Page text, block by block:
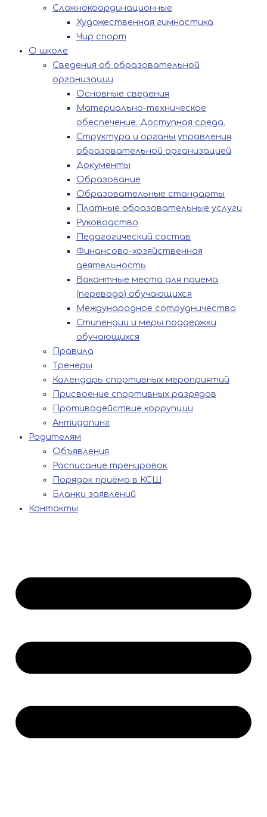
Сложнокоординационные
Художественная гимнастика
Чир спорт
О школе
Сведения об образовательной
организации
Основные сведения
Материально-техническое
обеспечение. Доступная среда.
Структура и органы управления
образовательной организацией
Документы
Образование
Образовательные стандарты
Платные образовательные услуги
Руководство
Педагогический состав
Финансово-хозяйственная
деятельность
Вакантные места для приема
(перевода) обучающихся
Международное сотрудничество
Стипендии и меры поддержки
обучающихся
Правила
Тренеры
Календарь спортивных мероприятий
Присвоение спортивных разрядов
Противодействие коррупции
Антидопинг
Родителям
Объявления
Расписание тренировок
Порядок приёма в КСШ
Бланки заявлений
Контакты